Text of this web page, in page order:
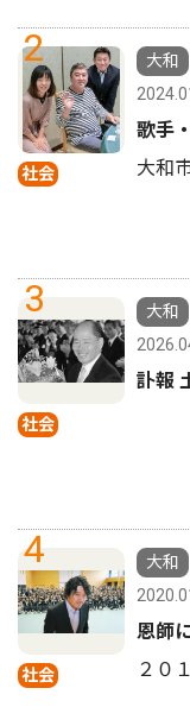
2
社会
大和
歌手
大和
3
社会
大和
訃報
4
社会
大和
恩師
２０